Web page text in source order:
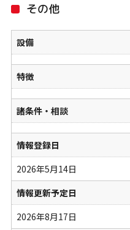
その他
設備
特徴
諸条件・相談
情報登録日
2026年5月14日
情報更新予定日
2026年8月17日